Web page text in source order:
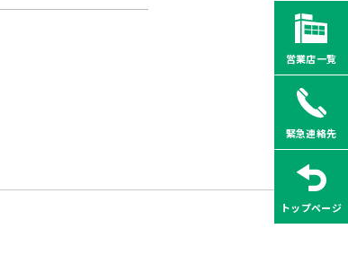
営業店一覧
緊急連絡先
トップページ